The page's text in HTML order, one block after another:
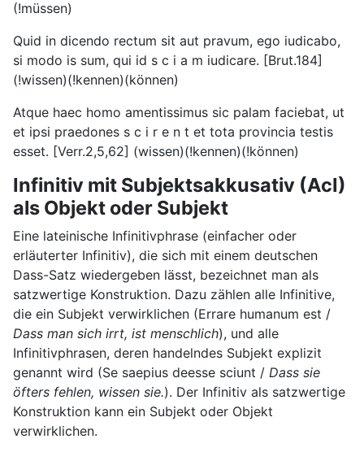
(!müssen)
Quid in dicendo rectum sit aut pravum, ego iudicabo,
si modo is sum, qui id s c i a m iudicare. [Brut.184]
(!wissen)(!kennen)(können)
Atque haec homo amentissimus sic palam faciebat, ut
et ipsi praedones s c i r e n t et tota provincia testis
esset. [Verr.2,5,62] (wissen)(!kennen)(!können)
Infinitiv mit Subjektsakkusativ (AcI)
als Objekt oder Subjekt
Eine lateinische Infinitivphrase (einfacher oder
erläuterter Infinitiv), die sich mit einem deutschen
Dass-Satz wiedergeben lässt, bezeichnet man als
satzwertige Konstruktion. Dazu zählen alle Infinitive,
die ein Subjekt verwirklichen (Errare humanum est /
Dass man sich irrt, ist menschlich), und alle
Infinitivphrasen, deren handelndes Subjekt explizit
genannt wird (Se saepius deesse sciunt / Dass sie
öfters fehlen, wissen sie.). Der Infinitiv als satzwertige
Konstruktion kann ein Subjekt oder Objekt
verwirklichen.